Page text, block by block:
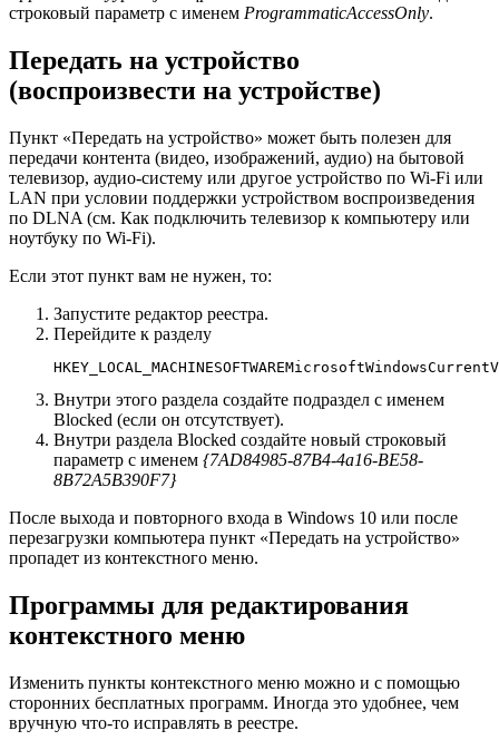
строковый параметр с именем ProgrammaticAccessOnly.
Передать на устройство
(воспроизвести на устройстве)
Пункт «Передать на устройство» может быть полезен для
передачи контента (видео, изображений, аудио) на бытовой
телевизор, аудио-систему или другое устройство по Wi-Fi или
LAN при условии поддержки устройством воспроизведения
по DLNA (см. Как подключить телевизор к компьютеру или
ноутбуку по Wi-Fi).
Если этот пункт вам не нужен, то:
Запустите редактор реестра.
Перейдите к разделу
Внутри этого раздела создайте подраздел с именем
Blocked (если он отсутствует).
Внутри раздела Blocked создайте новый строковый
параметр с именем {7AD84985-87B4-4a16-BE58-
8B72A5B390F7}
После выхода и повторного входа в Windows 10 или после
перезагрузки компьютера пункт «Передать на устройство»
пропадет из контекстного меню.
Программы для редактирования
контекстного меню
Изменить пункты контекстного меню можно и с помощью
сторонних бесплатных программ. Иногда это удобнее, чем
вручную что-то исправлять в реестре.